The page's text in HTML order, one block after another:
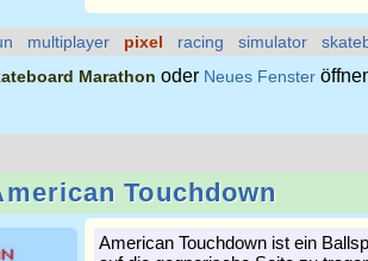
multiplayer pixel racing simulator
Marathon oder Neues Fenster
Touchdown
American Touchdown ist ein